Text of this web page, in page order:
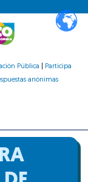
Pública
Participa
anónimas